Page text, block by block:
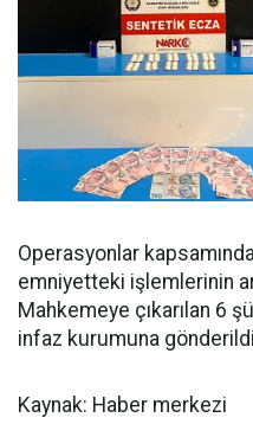
Operasyonlar
emniyetteki işlemlerinin
Mahkemeye çıkarılan 6
infaz kurumuna
Kaynak: Haber merkezi